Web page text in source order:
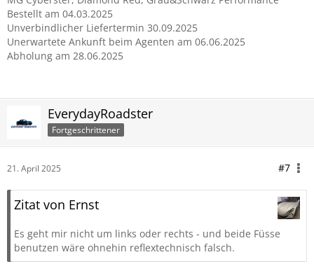
Bestellt am 04.03.2025
Unverbindlicher Liefertermin 30.09.2025
Unerwartete Ankunft beim Agenten am 06.06.2025
Abholung am 28.06.2025
EverydayRoadster
Fortgeschrittener
21. April 2025 #7
Zitat von Ernst
Es geht mir nicht um links oder rechts - und beide Füsse
benutzen wäre ohnehin reflextechnisch falsch.